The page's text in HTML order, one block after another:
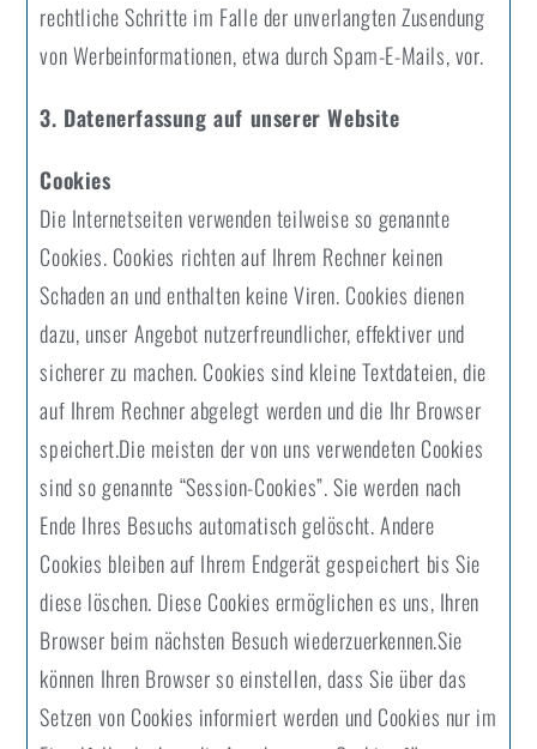
rechtliche Schritte im Falle der unverlangten Zusendung
von Werbeinformationen, etwa durch Spam-E-Mails, vor.
3. Datenerfassung auf unserer Website
Cookies
Die Internetseiten verwenden teilweise so genannte
Cookies. Cookies richten auf Ihrem Rechner keinen
Schaden an und enthalten keine Viren. Cookies dienen
dazu, unser Angebot nutzerfreundlicher, effektiver und
sicherer zu machen. Cookies sind kleine Textdateien, die
auf Ihrem Rechner abgelegt werden und die Ihr Browser
speichert.Die meisten der von uns verwendeten Cookies
sind so genannte “Session-Cookies”. Sie werden nach
Ende Ihres Besuchs automatisch gelöscht. Andere
Cookies bleiben auf Ihrem Endgerät gespeichert bis Sie
diese löschen. Diese Cookies ermöglichen es uns, Ihren
Browser beim nächsten Besuch wiederzuerkennen.Sie
können Ihren Browser so einstellen, dass Sie über das
Setzen von Cookies informiert werden und Cookies nur im